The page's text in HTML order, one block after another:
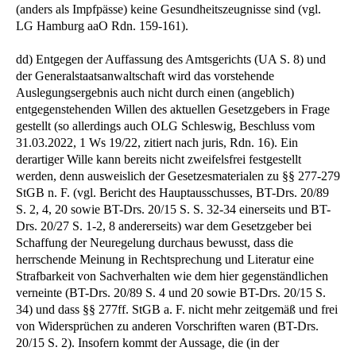
(anders als Impfpässe) keine Gesundheitszeugnisse sind (vgl.
LG Hamburg aaO Rdn. 159-161).
dd) Entgegen der Auffassung des Amtsgerichts (UA S. 8) und
der Generalstaatsanwaltschaft wird das vorstehende
Auslegungsergebnis auch nicht durch einen (angeblich)
entgegenstehenden Willen des aktuellen Gesetzgebers in Frage
gestellt (so allerdings auch OLG Schleswig, Beschluss vom
31.03.2022, 1 Ws 19/22, zitiert nach juris, Rdn. 16). Ein
derartiger Wille kann bereits nicht zweifelsfrei festgestellt
werden, denn ausweislich der Gesetzesmaterialen zu §§ 277-279
StGB n. F. (vgl. Bericht des Hauptausschusses, BT-Drs. 20/89
S. 2, 4, 20 sowie BT-Drs. 20/15 S. S. 32-34 einerseits und BT-
Drs. 20/27 S. 1-2, 8 andererseits) war dem Gesetzgeber bei
Schaffung der Neuregelung durchaus bewusst, dass die
herrschende Meinung in Rechtsprechung und Literatur eine
Strafbarkeit von Sachverhalten wie dem hier gegenständlichen
verneinte (BT-Drs. 20/89 S. 4 und 20 sowie BT-Drs. 20/15 S.
34) und dass §§ 277ff. StGB a. F. nicht mehr zeitgemäß und frei
von Widersprüchen zu anderen Vorschriften waren (BT-Drs.
20/15 S. 2). Insofern kommt der Aussage, die (in der